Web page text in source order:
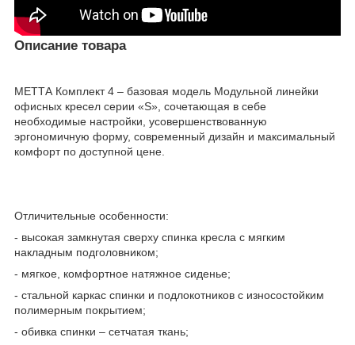
Описание товара
МЕТТА Комплект 4 – базовая модель Модульной линейки
офисных кресел серии «S», сочетающая в себе
необходимые настройки, усовершенствованную
эргономичную форму, современный дизайн и максимальный
комфорт по доступной цене.
Отличительные особенности:
- высокая замкнутая сверху спинка кресла с мягким
накладным подголовником;
- мягкое, комфортное натяжное сиденье;
- стальной каркас спинки и подлокотников с износостойким
полимерным покрытием;
- обивка спинки – сетчатая ткань;